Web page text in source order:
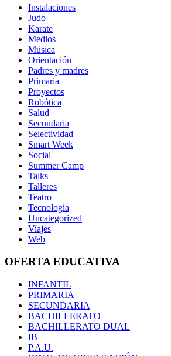
Instalaciones
Judo
Karate
Medios
Música
Orientación
Padres y madres
Primaria
Proyectos
Robótica
Salud
Secundaria
Selectividad
Smart Week
Social
Summer Camp
Talks
Talleres
Teatro
Tecnología
Uncategorized
Viajes
Web
OFERTA EDUCATIVA
INFANTIL
PRIMARIA
SECUNDARIA
BACHILLERATO
BACHILLERATO DUAL
IB
P.A.U.